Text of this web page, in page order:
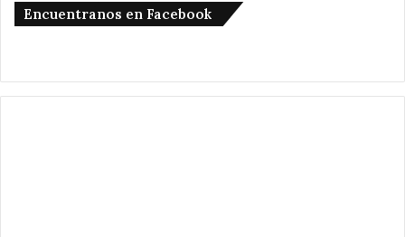
Encuentranos en Facebook